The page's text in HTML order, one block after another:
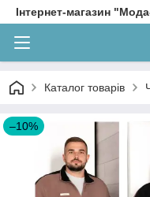
Інтернет-магазин
Каталог товарів
–10%